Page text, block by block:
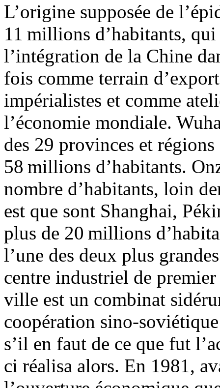
L’origine supposée de
11 millions d’habitants,
l’intégration de la Chine
fois comme terrain
impérialistes et comme
l’économie mondiale.
des 29 provinces et
58 millions d’habitants.
nombre d’habitants, loin
est que sont Shanghai,
plus de 20 millions
l’une des deux plus
centre industriel de
ville est un combinat
coopération sino-
s’il en faut de ce que fut
ci réalisa alors. En 1981,